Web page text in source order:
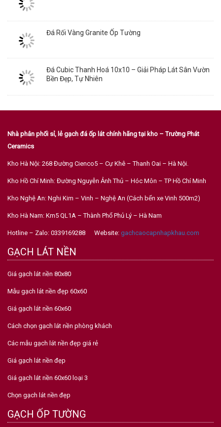
Đá Rối Vàng Granite Ốp Tường
Đá Cubic Thanh Hoá 10x10 – Giải Pháp Lát Sân Vườn
Bền Đẹp, Tự Nhiên
Nhà phân phối sỉ, lẻ gạch đá ốp lát chính hãng tại kho – Trường Phát
Ceramics
Kho Hà Nội: 268 Đường Cienco5 – Cự Khê – Thanh Oai – Hà Nội.
Kho Hồ Chí Minh: Đường Nguyễn Ảnh Thủ – Hóc Môn – TP Hồ Chí Minh
Kho Nghệ An: Nghi Kim – Vinh – Nghệ An (Cách bến xe Vinh 500m2)
Kho Hà Nam: Km5 QL1A – Thành Phố Phủ Lý – Hà Nam
Hotline – Zalo: 0339169288 Website: gachcaocapnhapkhau.com
GẠCH LÁT NỀN
Giá gạch lát nền 80x80
Mẫu gạch lát nền đẹp 60x60
Giá gạch lát nền 60x60
Cách chọn gạch lát nền phòng khách
Các mẫu gạch lát nền đẹp giá rẻ
Giá gạch lát nền đẹp
Giá gạch lát nền 60x60 loại 3
Chọn gạch lát nền đẹp
GẠCH ỐP TƯỜNG